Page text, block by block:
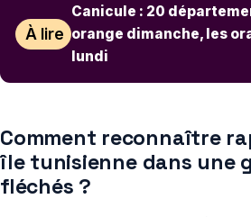
À lire
Canicule : 20
orange dimanche, les
lundi
Comment reconnaître
île tunisienne dans une
fléchés ?